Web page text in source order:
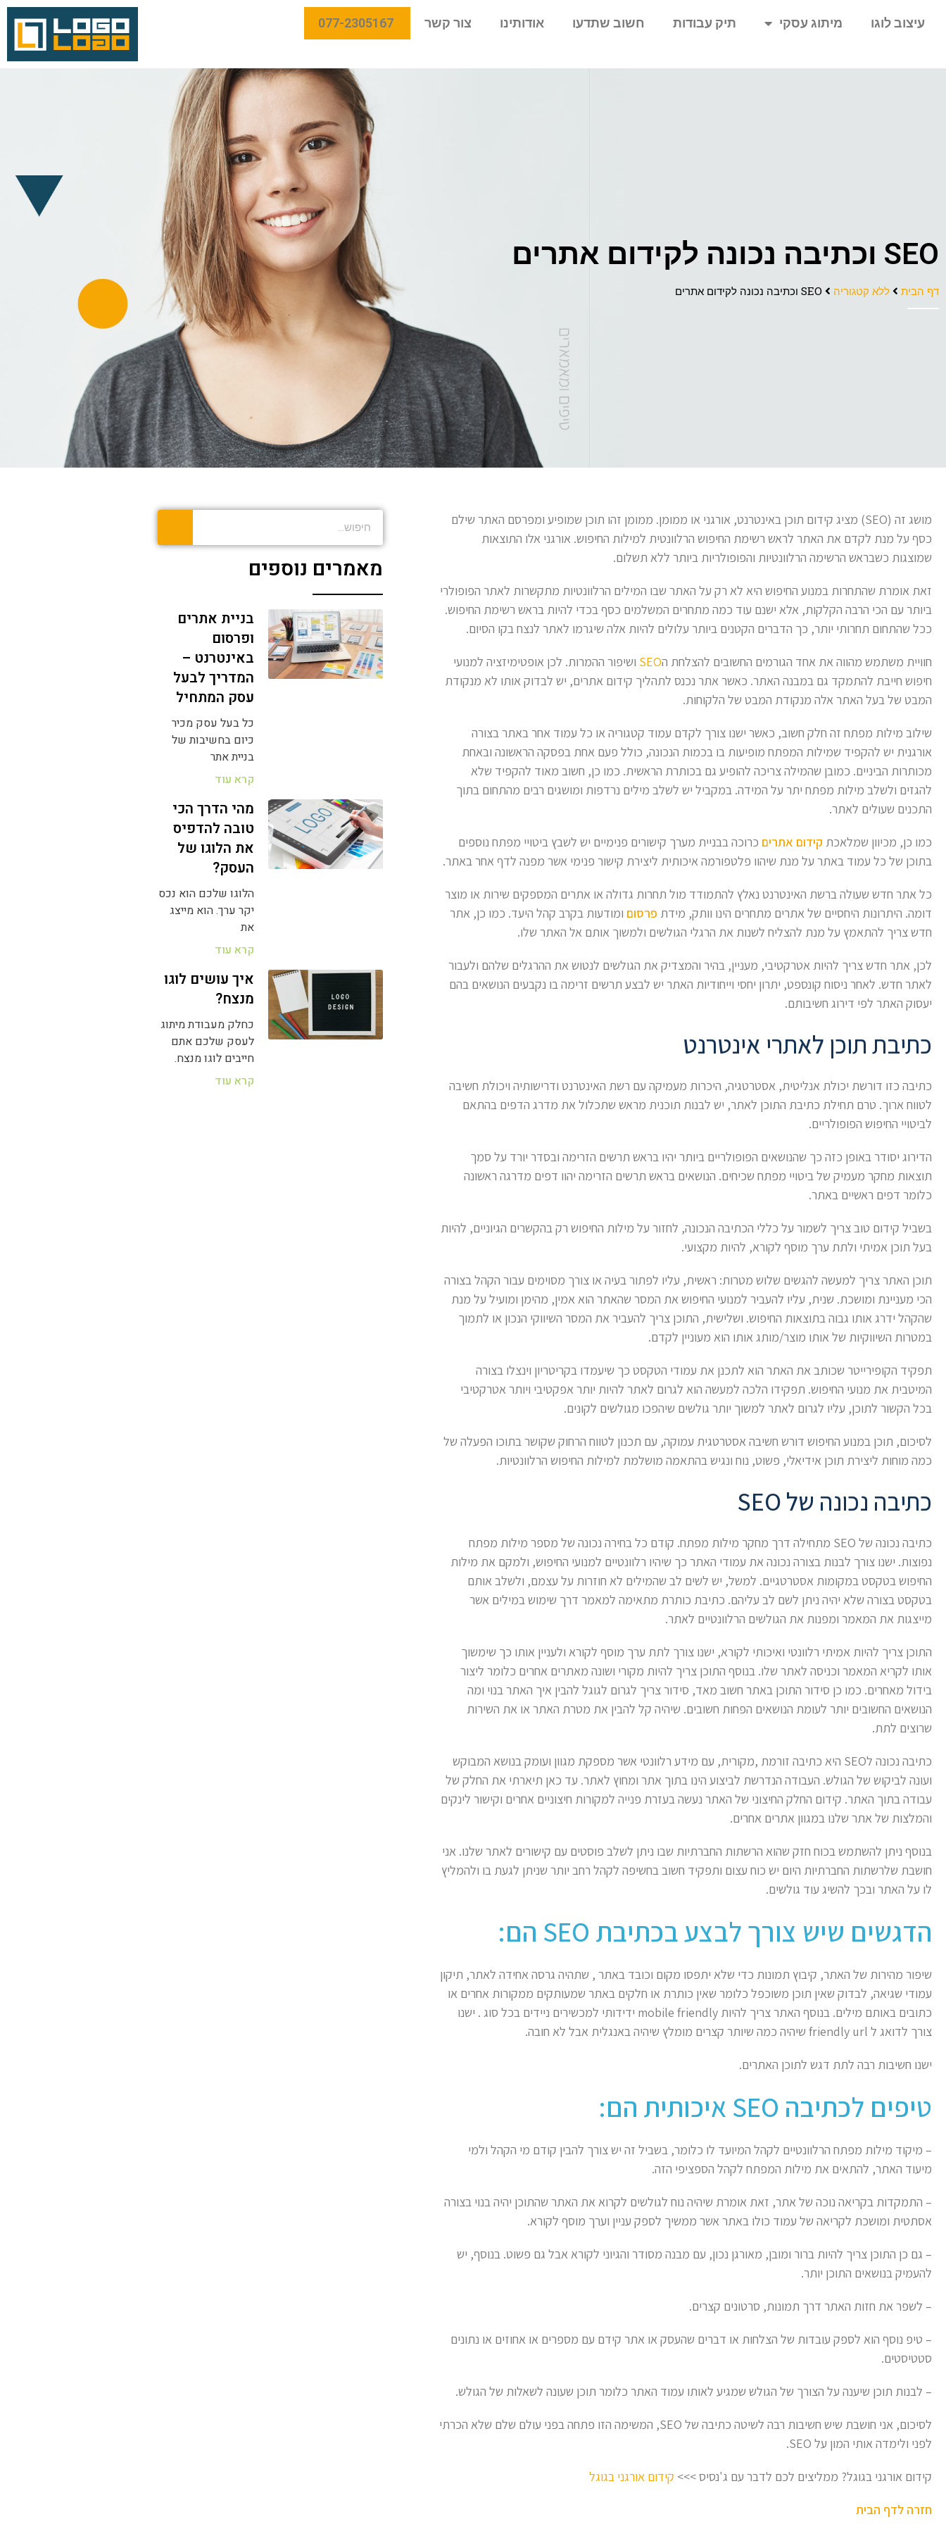
עיצוב לוגו מיתוג עסקי תיק עבודות חשוב שתדעו אודותינו צור קשר
SEO וכתיבה נכונה לקידום אתרים
דף הבית ללא קטגוריה SEO וכתיבה נכונה לקידום אתרים
מושג זה (SEO) מציג קידום תוכן באינטרנט, אורגני או ממומן. ממומן זהו תוכן שמופיע ומפרסם האתר שילם
כסף על מנת לקדם את האתר לראש רשימת החיפוש הרלוונטית למילות החיפוש. אורגני אלו התוצאות
שמוצגות כשבראש הרשימה הרלוונטיות והפופולריות ביותר ללא תשלום.
זאת אומרת שהתחרות במנוע החיפוש היא לא רק על האתר שבו המילים הרלוונטיות מתקשרות לאתר הפופולרי
ביותר עם הכי הרבה הקלקות, אלא ישנם עוד כמה מתחרים המשלמים כסף בכדי להיות בראש רשימת החיפוש.
ככל שהתחום תחרותי יותר, כך הדברים הקטנים ביותר עלולים להיות אלה שיגרמו לאתר לנצח בקו הסיום.
חוויית משתמש מהווה את אחד הגורמים החשובים להצלחת הSEO ושיפור ההמרות. לכן אופטימיזציה למנועי
חיפוש חייבת להתמקד גם במבנה האתר. כאשר אתר נכנס לתהליך קידום אתרים, יש לבדוק אותו לא מנקודת
המבט של בעל האתר אלה מנקודת המבט של הלקוחות.
שילוב מילות מפתח זה חלק חשוב, כאשר ישנו צורך לקדם עמוד קטגוריה או כל עמוד אחר באתר בצורה
אורגנית יש להקפיד שמילות המפתח מופיעות בו בכמות הנכונה, כולל פעם אחת בפסקה הראשונה ובאחת
מכותרות הביניים. כמובן שהמילה צריכה להופיע גם בכותרת הראשית. כמו כן, חשוב מאוד להקפיד שלא
להגזים ולשלב מילות מפתח יתר על המידה. במקביל יש לשלב מילים נרדפות ומושגים רבים מהתחום בתוך
התכנים שעולים לאתר.
כמו כן, מכיוון שמלאכת קידום אתרים כרוכה בבניית מערך קישורים פנימיים יש לשבץ ביטויי מפתח נוספים
בתוכן של כל עמוד באתר על מנת שיהוו פלטפורמה איכותית ליצירת קישור פנימי אשר מפנה לדף אחר באתר.
כל אתר חדש שעולה ברשת האינטרנט נאלץ להתמודד מול תחרות גדולה או אתרים המספקים שירות או מוצר
דומה. היתרונות היחסיים של אתרים מתחרים הינו וותק, מידת פרסום ומודעות בקרב קהל היעד. כמו כן, אתר
חדש צריך להתאמץ על מנת להצליח לשנות את הרגלי הגולשים ולמשוך אותם אל האתר שלו.
לכן, אתר חדש צריך להיות אטרקטיבי, מעניין, בהיר והמצדיק את הגולשים לנטוש את ההרגלים שלהם ולעבור
לאתר חדש. לאחר ניסוח קונספט, יתרון יחסי וייחודיות האתר יש לבצע תרשים זרימה בו נקבעים הנושאים בהם
יעסוק האתר לפי דירוג חשיבותם.
כתיבת תוכן לאתרי אינטרנט
כתיבה כזו דורשת יכולת אנליטית, אסטרטגיה, היכרות מעמיקה עם רשת האינטרנט ודרישותיה ויכולת חשיבה
לטווח ארוך. טרם תחילת כתיבת התוכן לאתר, יש לבנות תוכנית מראש שתכלול את מדרג הדפים בהתאם
לביטויי החיפוש הפופולריים.
הדירוג יסודר באופן כזה כך שהנושאים הפופולריים ביותר יהיו בראש תרשים הזרימה ובסדר יורד על סמך
תוצאות מחקר מעמיק של ביטויי מפתח שכיחים. הנושאים בראש תרשים הזרימה יהוו דפים מדרגה ראשונה
כלומר דפים ראשיים באתר.
בשביל קידום טוב צריך לשמור על כללי הכתיבה הנכונה, לחזור על מילות החיפוש רק בהקשרים הגיוניים, להיות
בעל תוכן אמיתי ולתת ערך מוסף לקורא, להיות מקצועי.
תוכן האתר צריך למעשה להגשים שלוש מטרות: ראשית, עליו לפתור בעיה או צורך מסוימים עבור הקהל בצורה
הכי מעניינת ומושכת. שנית, עליו להעביר למנועי החיפוש את המסר שהאתר הוא אמין, מהימן ומועיל על מנת
שהקהל ידרג אותו גבוה בתוצאות החיפוש. ושלישית, התוכן צריך להעביר את המסר השיווקי הנכון או לתמוך
במטרות השיווקיות של אותו מוצר/מותג אותו הוא מעוניין לקדם.
תפקיד הקופירייטר שכותב את האתר הוא לתכנן את עמודי הטקסט כך שיעמדו בקריטריון וינצלו בצורה
המיטבית את מנועי החיפוש. תפקידו הלכה למעשה הוא לגרום לאתר להיות יותר אפקטיבי ויותר אטרקטיבי
בכל הקשור לתוכן, עליו לגרום לאתר למשוך יותר גולשים שיהפכו מגולשים לקונים.
לסיכום, תוכן במנוע החיפוש דורש חשיבה אסטרטגית עמוקה, עם תכנון לטווח הרחוק שקושר בתוכו הפעלה של
כמה מוחות ליצירת תוכן אידיאלי, פשוט, נוח ונגיש בהתאמה מושלמת למילות החיפוש הרלוונטיות.
כתיבה נכונה של SEO
כתיבה נכונה של SEO מתחילה דרך מחקר מילות מפתח. קודם כל בחירה נכונה של מספר מילות מפתח
נפוצות. ישנו צורך לבנות בצורה נכונה את עמודי האתר כך שיהיו רלוונטיים למנועי החיפוש, ולמקם את מילות
החיפוש בטקסט במקומות אסטרטגיים. למשל, יש לשים לב שהמילים לא חוזרות על עצמם, ולשלב אותם
בטקסט בצורה שלא יהיה ניתן לשם לב עליהם. כתיבת כותרת מתאימה למאמר דרך שימוש במילים אשר
מייצגות את המאמר ומפנות את הגולשים הרלוונטיים לאתר.
התוכן צריך להיות אמיתי רלוונטי ואיכותי לקורא, ישנו צורך לתת ערך מוסף לקורא ולעניין אותו כך שימשוך
אותו לקריא המאמר וכניסה לאתר שלו. בנוסף התוכן צריך להיות מקורי ושונה מאתרים אחרים כלומר ליצור
בידול מאחרים. כמו כן סידור התוכן באתר חשוב מאד, סידור צריך לגרום לגוגל להבין איך האתר בנוי ומה
הנושאים החשובים יותר לעומת הנושאים הפחות חשובים. שיהיה קל להבין את מטרת האתר או את השירות
שרוצים לתת.
כתיבה נכונה לSEO היא כתיבה זורמת ,מקורית, עם מידע רלוונטי אשר מספקת מגוון ועומק בנושא המבוקש
ועונה לביקוש של הגולש. העבודה הנדרשת לביצוע הינו בתוך אתר ומחוץ לאתר. עד כאן תיארתי את החלק של
עבודה בתוך האתר. קידום החלק החיצוני של האתר נעשה בעזרת פנייה למקורות חיצוניים אחרים וקישור לינקים
והמלצות של אתר שלנו במגוון אתרים אחרים.
בנוסף ניתן להשתמש בכוח חזק שהוא הרשתות החברתיות שבו ניתן לשלב פוסטים עם קישורים לאתר שלנו. אני
חושבת שלרשתות החברתיות היום יש כוח עצום ותפקיד חשוב בחשיפה לקהל רחב יותר שניתן לגעת בו ולהמליץ
לו על האתר ובכך להשיג עוד גולשים.
הדגשים שיש צורך לבצע בכתיבת SEO הם:
שיפור מהירות של האתר, קיבוץ תמונות כדי שלא יתפסו מקום וכובד באתר , שתהיה גרסה אחידה לאתר, תיקון
עמודי שגיאה, לבדוק שאין תוכן משוכפל כלומר שאין כותרת או חלקים באתר שמעותקים ממקורות אחרים או
כתובים באותם מילים. בנוסף האתר צריך להיות mobile friendly ידידותי למכשירים ניידים בכל סוג . ישנו
צורך לדואג ל friendly url שיהיה כמה שיותר קצרים מומלץ שיהיה באנגלית אבל לא חובה.
ישנו חשיבות רבה לתת דגש לתוכן האתרים.
טיפים לכתיבה SEO איכותית הם:
– מיקוד מילות מפתח הרלוונטיים לקהל המיועד לו כלומר, בשביל זה יש צורך להבין קודם מי הקהל ולמי
מיעוד האתר, להתאים את מילות המפתח לקהל הספציפי הזה.
– התמקדות בקריאה נוכה של אתר, זאת אומרת שיהיה נוח לגולשים לקרוא את האתר שהתוכן יהיה בנוי בצורה
אסתטית ומושכת לקריאה של עמוד כולו באתר אשר ממשיך לספק עניין וערך מוסף לקורא.
– גם כן התוכן צריך להיות ברור ומובן, מאורגן נכון, עם מבנה מסודר והגיוני לקורא אבל גם פשוט. בנוסף, יש
להעמיק בנושאים התוכן יותר.
– לשפר את חזות האתר דרך תמונות, סרטונים קצרים.
– טיפ נוסף הוא לספק עובדות של הצלחות או דברים שהעסק או אתר קידם עם מספרים או אחוזים או נתונים
סטטיסטים.
– לבנות תוכן שיענה על הצורך של הגולש שמגיע לאותו עמוד האתר כלומר תוכן שעונה לשאלות של הגולש.
לסיכום, אני חושבת שיש חשיבות רבה לשיטה כתיבה של SEO, המשימה הזו פתחה בפני עולם שלם שלא הכרתי
לפני ולימדה אותי המון על SEO.
קידום אורגני בגוגל? ממליצים לכם לדבר עם ג'נסיס >>> קידום אורגני בגוגל
חזרה לדף הבית
מאמרים נוספים
בניית אתרים
ופרסום
באינטרנט –
המדריך לבעל
עסק המתחיל
כל בעל עסק מכיר
כיום בחשיבות של
בניית אתר
קרא עוד
מהי הדרך הכי
טובה להדפיס
את הלוגו של
העסק?
הלוגו שלכם הוא נכס
יקר ערך. הוא מייצג
את
קרא עוד
איך עושים לוגו
מנצח?
כחלק מעבודת מיתוג
לעסק שלכם אתם
חייבים לוגו מנצח.
קרא עוד